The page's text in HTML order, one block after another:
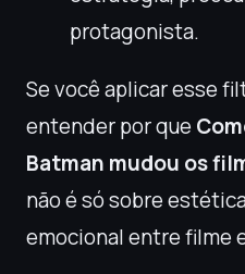
protagonista.
Se você aplicar esse
entender por que
Batman mudou os
não é só sobre
emocional entre filme